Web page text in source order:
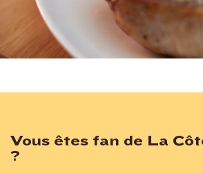
Vous êtes fan de La
?